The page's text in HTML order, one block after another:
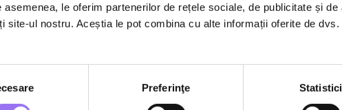
asemenea, le oferim partenerilor de rețele sociale, de publicitate și
site-ul nostru. Aceștia le pot combina cu alte informații oferite de
Preferinţe Statistici
experiențial
Categorii:Bunăstarea părintelui,Copil 0-4 ani,Copil 4-11 ani,